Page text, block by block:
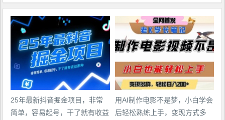
25年最新抖音掘金项目，非常
简单，容易起号，干了就有收益
用AI制作电影不是梦，小白学会
后轻松熟练上手，变现方式多